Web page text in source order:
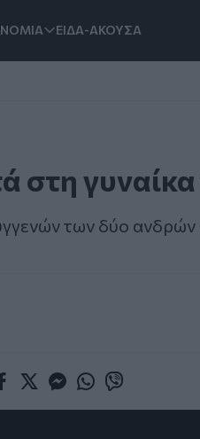
ΕΙΔΑ-ΑΚΟΥΣΑ
στη γυναίκα
των δύο ανδρών